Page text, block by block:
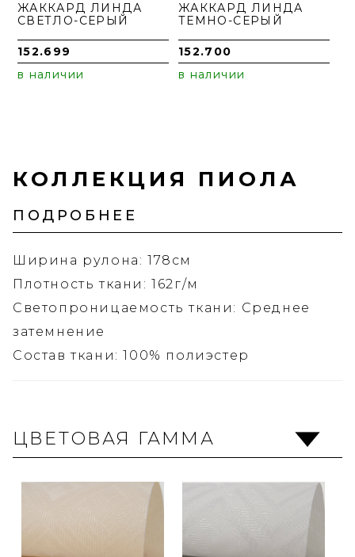
ЖАККАРД ЛИНДА
СВЕТЛО-СЕРЫЙ
152.699
в наличии
ЖАККАРД ЛИНДА
ТЕМНО-СЕРЫЙ
152.700
в наличии
КОЛЛЕКЦИЯ ПИОЛА
ПОДРОБНЕЕ
Ширина рулона: 178см
Плотность ткани: 162г/м
Светопроницаемость ткани: Среднее
затемнение
Состав ткани: 100% полиэстер
ЦВЕТОВАЯ ГАММА